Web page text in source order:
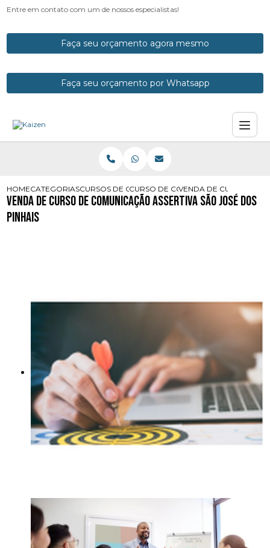
Entre em contato com um de nossos especialistas!
Faça seu orçamento agora mesmo
Faça seu orçamento por Whatsapp
HOMECATEGORIASCURSOS DE COMUNICACAO
CURSO DE COMUNICACAO
VENDA DE CURSO DE
Venda de Curso de Comunicação Assertiva São José dos
Pinhais